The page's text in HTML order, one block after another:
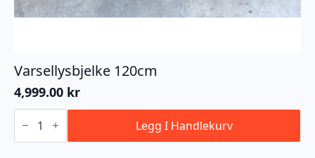
Varsellysbjelke 120cm
4,999.00 kr
Varsellysbjelke
120cm Legg I Handlekurv